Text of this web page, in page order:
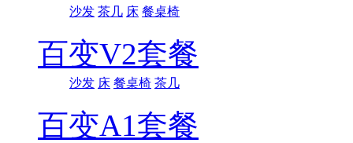
沙发 茶几 床 餐桌椅
百变V2套餐
沙发 床 餐桌椅 茶几
百变A1套餐